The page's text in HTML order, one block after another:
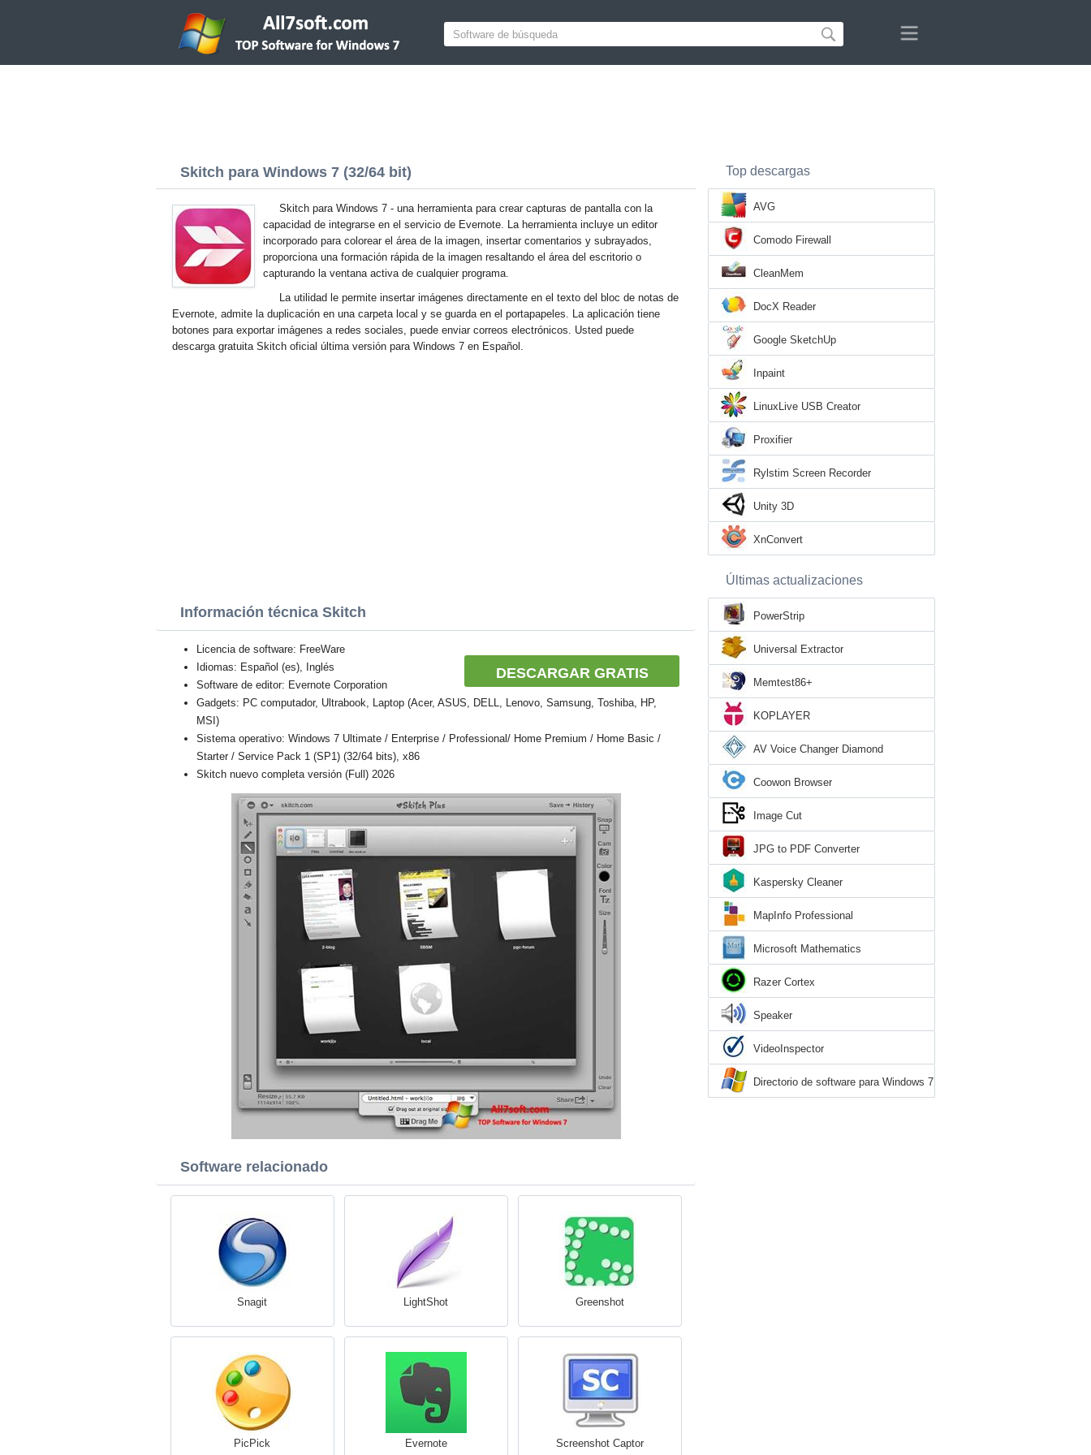
Skitch para Windows 7 (32/64 bit)
Skitch para Windows 7 - una herramienta para crear capturas de pantalla con la
capacidad de integrarse en el servicio de Evernote. La herramienta incluye un editor
incorporado para colorear el área de la imagen, insertar comentarios y subrayados,
proporciona una formación rápida de la imagen resaltando el área del escritorio o
capturando la ventana activa de cualquier programa.
La utilidad le permite insertar imágenes directamente en el texto del bloc de notas de
Evernote, admite la duplicación en una carpeta local y se guarda en el portapapeles. La aplicación tiene
botones para exportar imágenes a redes sociales, puede enviar correos electrónicos. Usted puede
descarga gratuita Skitch oficial última versión para Windows 7 en Español.
Información técnica Skitch
DESCARGAR GRATIS
Licencia de software: FreeWare
Idiomas: Español (es), Inglés
Software de editor: Evernote Corporation
Gadgets: PC computador, Ultrabook, Laptop (Acer, ASUS, DELL, Lenovo, Samsung, Toshiba, HP,
MSI)
Sistema operativo: Windows 7 Ultimate / Enterprise / Professional/ Home Premium / Home Basic /
Starter / Service Pack 1 (SP1) (32/64 bits), x86
Skitch nuevo completa versión (Full) 2026
Software relacionado
Snagit LightShot Greenshot
PicPick Evernote Screenshot Captor
Top descargas
AVG
Comodo Firewall
CleanMem
DocX Reader
Google SketchUp
Inpaint
LinuxLive USB Creator
Proxifier
Rylstim Screen Recorder
Unity 3D
XnConvert
Últimas actualizaciones
PowerStrip
Universal Extractor
Memtest86+
KOPLAYER
AV Voice Changer Diamond
Coowon Browser
Image Cut
JPG to PDF Converter
Kaspersky Cleaner
MapInfo Professional
Microsoft Mathematics
Razer Cortex
Speaker
VideoInspector
Directorio de software para Windows 7